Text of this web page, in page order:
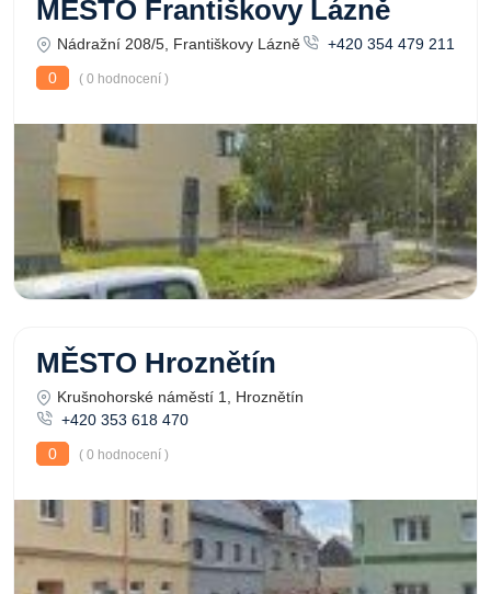
MĚSTO Františkovy Lázně
Nádražní 208/5, Františkovy Lázně
+420 354 479 211
0
( 0 hodnocení )
MĚSTO Hroznětín
Krušnohorské náměstí 1, Hroznětín
+420 353 618 470
0
( 0 hodnocení )